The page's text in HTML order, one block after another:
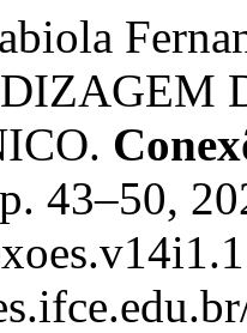
43–50,